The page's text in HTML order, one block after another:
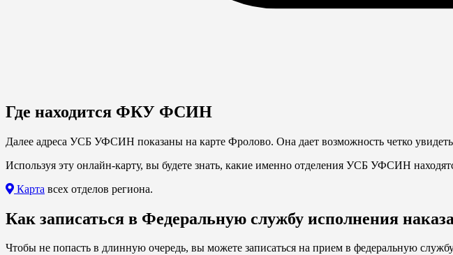
Где находится ФКУ ФСИН
Далее адреса УСБ УФСИН показаны на карте Фролово. Она дает возможность четко
Используя эту онлайн-карту, вы будете знать, какие именно отделения УСБ УФСИН
Карта всех отделов региона.
Как записаться в Федеральную службу исполнения
Чтобы не попасть в длинную очередь, вы можете записаться на прием в федеральную